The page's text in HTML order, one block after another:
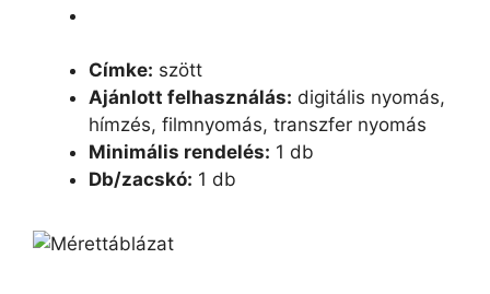
Címke: szött
Ajánlott felhasználás: digitális nyomás,
hímzés, filmnyomás, transzfer nyomás
Minimális rendelés: 1 db
Db/zacskó: 1 db